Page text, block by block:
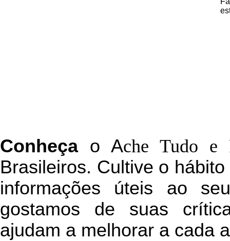
Conheçao Ache Tudo e
Brasileiros. Cultive o
informações úteis ao
gostamos de suas
ajudam a melhorar a cada